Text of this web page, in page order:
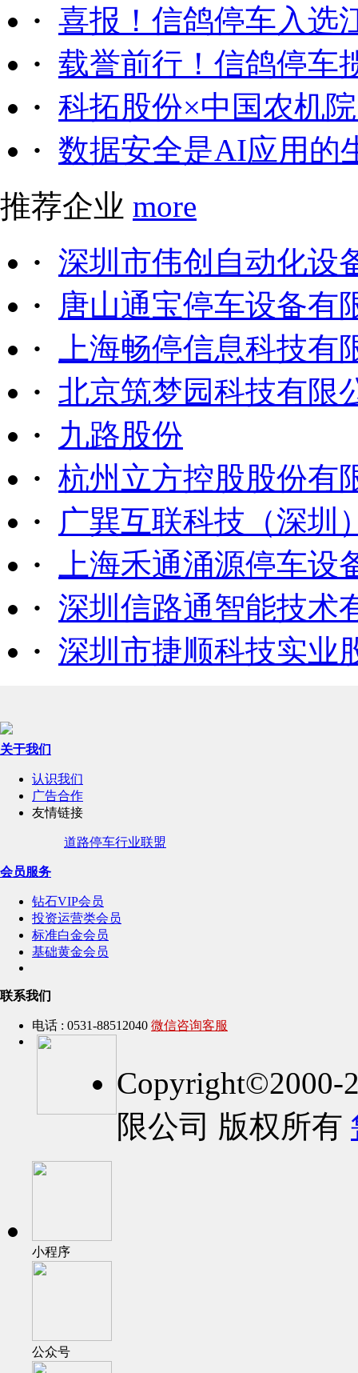
· 喜报！信鸽停车入选
· 载誉前行！信鸽停车
· 科拓股份×中国农机
· 数据安全是AI应用的
推荐企业 more
· 深圳市伟创自动化设
·
唐山通宝停车设备有
·
上海畅停信息科技有
· 北京筑梦园科技有限
·
九路股份
· 杭州立方控股股份有
·
广巽互联科技（深圳
·
上海禾通涌源停车设
· 深圳信路通智能技术
· 深圳市捷顺科技实业
关于我们
认识我们
广告合作
友情链接
道路停车行业联盟
会员服务
钻石VIP会员
投资运营类会员
标准白金会员
基础黄金会员
联系我们
电话 : 0531-88512040 微信咨询客服
Copyright©2000-
限公司 版权所有
小程序
公众号